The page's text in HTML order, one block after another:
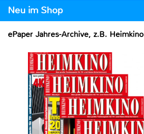
Neu im Shop
ePaper Jahres-Archive, z.B. Heimkino